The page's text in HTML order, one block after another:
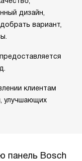
дизайн,
вариант,
клиентам
улучшающих
панель Bosch